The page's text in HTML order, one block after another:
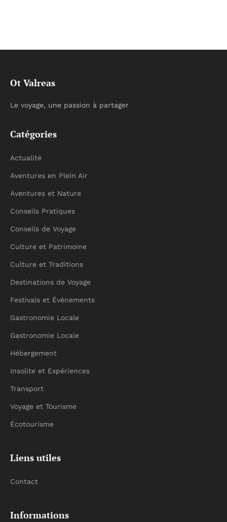
Ot Valreas
Le voyage, une passion à partager
Catégories
Actualité
Aventures en Plein Air
Aventures et Nature
Conseils Pratiques
Conseils de Voyage
Culture et Patrimoine
Culture et Traditions
Destinations de Voyage
Festivals et Événements
Gastronomie Locale
Gastronomie Locale
Hébergement
Insolite et Expériences
Transport
Voyage et Tourisme
Écotourisme
Liens utiles
Contact
Informations